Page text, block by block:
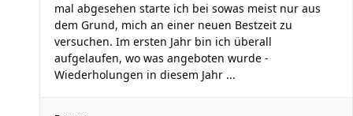
mal abgesehen starte ich bei sowas meist nur aus
dem Grund, mich an einer neuen Bestzeit zu
versuchen. Im ersten Jahr bin ich überall
aufgelaufen, wo was angeboten wurde -
Wiederholungen in diesem Jahr ...